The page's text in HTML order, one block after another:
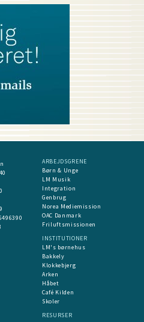
ARBEJDSGRENE
Børn & Unge
LM Musik
Integration
Genbrug
Norea Mediemission
OAC Danmark
Friluftsmissionen
INSTITUTIONER
LM's børnehus
Bakkely
Klokkebjerg
Arken
Håbet
Café Kilden
Skoler
RESURSER